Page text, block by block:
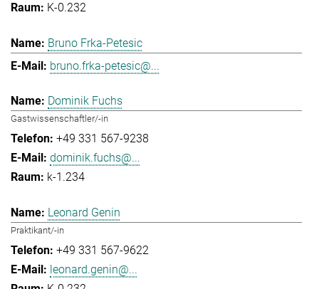
K-0.232
Bruno Frka-Petesic
bruno.frka-petesic@...
Dominik Fuchs
Gastwissenschaftler/-in
+49 331 567-9238
dominik.fuchs@...
k-1.234
Leonard Genin
Praktikant/-in
+49 331 567-9622
leonard.genin@...